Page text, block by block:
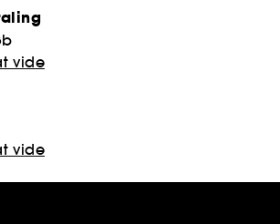
vide
vide